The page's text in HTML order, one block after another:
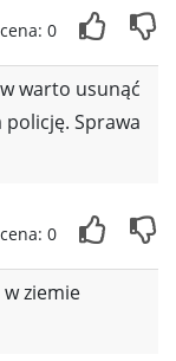
0
warto usunąć
policję. Sprawa
0
w ziemie